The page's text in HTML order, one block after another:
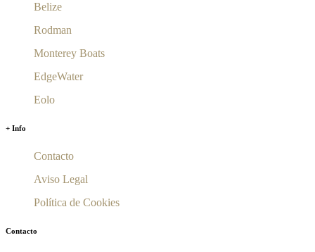
Belize
Rodman
Monterey Boats
EdgeWater
Eolo
+ Info
Contacto
Aviso Legal
Política de Cookies
Contacto